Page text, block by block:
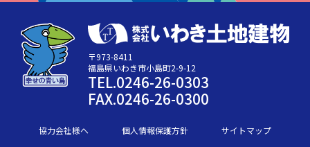
〒973-8411
福島県いわき市小島町2-9-12
TEL.0246-26-0303
FAX.0246-26-0300
協力会社様へ 個人情報保護方針 サイトマップ